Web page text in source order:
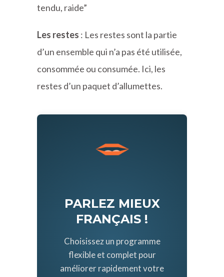
tendu, raide”
Les restes : Les restes sont la partie
d’un ensemble qui n’a pas été utilisée,
consommée ou consumée. Ici, les
restes d’un paquet d’allumettes.
PARLEZ MIEUX
FRANÇAIS !
Choisissez un programme
flexible et complet pour
améliorer rapidement votre